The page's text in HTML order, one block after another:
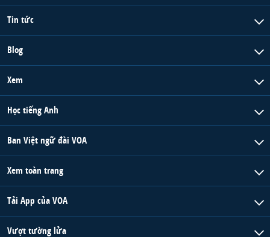
Tin tức
Blog
Xem
Học tiếng Anh
Ban Việt ngữ đài VOA
Xem toàn trang
Tải App của VOA
Vượt tường lửa